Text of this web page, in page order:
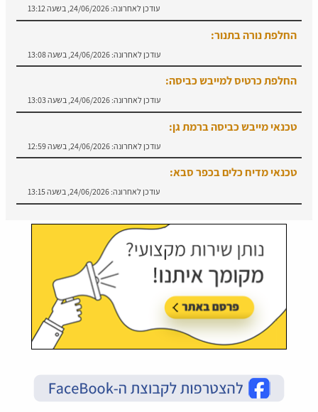
עודכן לאחרונה: 24/06/2026, בשעה 13:12
החלפת נורה בתנור:
עודכן לאחרונה: 24/06/2026, בשעה 13:08
החלפת כרטיס למייבש כביסה:
עודכן לאחרונה: 24/06/2026, בשעה 13:03
טכנאי מייבש כביסה ברמת גן:
עודכן לאחרונה: 24/06/2026, בשעה 12:59
טכנאי מדיח כלים בכפר סבא:
עודכן לאחרונה: 24/06/2026, בשעה 13:15